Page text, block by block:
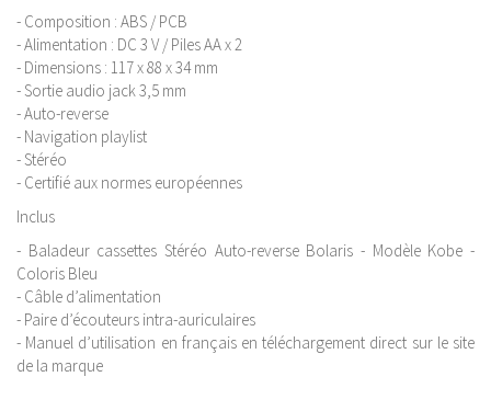
- Composition : ABS / PCB
- Alimentation : DC 3 V / Piles AA x 2
- Dimensions : 117 x 88 x 34 mm
- Sortie audio jack 3,5 mm
- Auto-reverse
- Navigation playlist
- Stéréo
- Certifié aux normes européennes
Inclus
- Baladeur cassettes Stéréo Auto-reverse Bolaris - Modèle Kobe -
Coloris Bleu
- Câble d’alimentation
- Paire d’écouteurs intra-auriculaires
- Manuel d’utilisation en français en téléchargement direct sur le site
de la marque